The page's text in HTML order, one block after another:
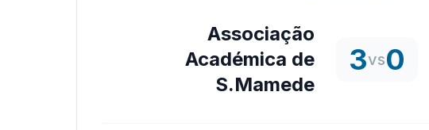
Associação
Académica de
S.Mamede
3vs0